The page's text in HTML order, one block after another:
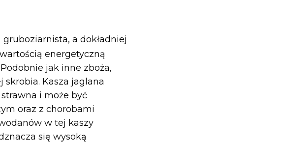
a dokładniej
energetyczną
jak inne zboża,
skrobia. Kasza jaglana
i może być
oraz z chorobami
w tej kaszy
się wysoką